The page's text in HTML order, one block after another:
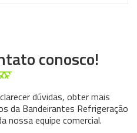
conosco!
dúvidas, obter mais
da Bandeirantes Refrigeração
nossa equipe comercial.